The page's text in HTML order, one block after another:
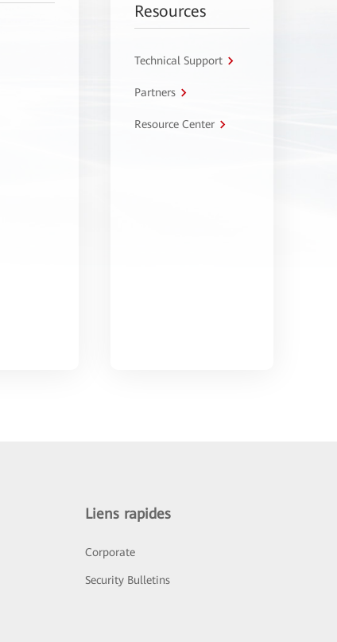
Resources
Technical Support
Partners
Resource Center
Liens rapides
Corporate
Security Bulletins